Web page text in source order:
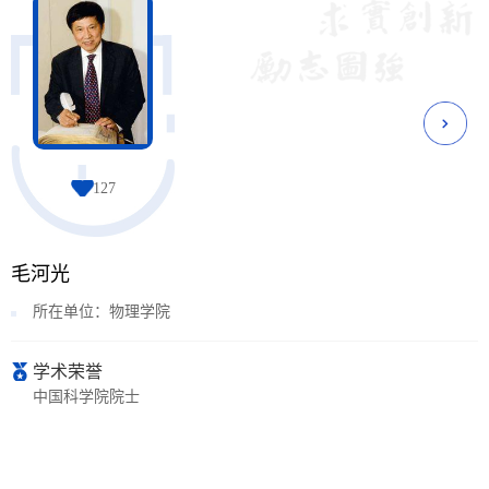
127
毛河光
所在单位：物理学院
学术荣誉
中国科学院院士